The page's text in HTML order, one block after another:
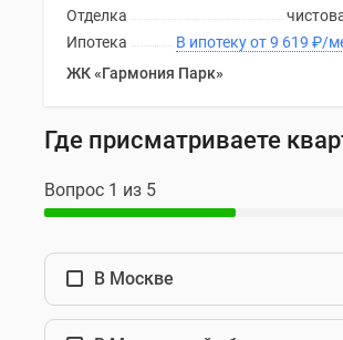
#траншевая
Квартиры
скидками
Отделка
В ипотеку от 9 619 ₽/
Ипотека
ЖК «Гармония Парк»
Где присматриваете
Вопрос 1 из 5
В Москве